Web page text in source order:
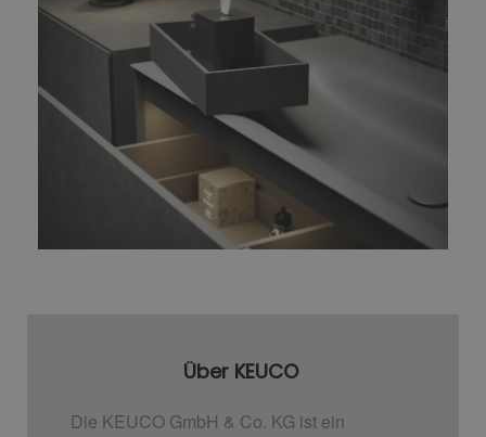
Über KEUCO
Die KEUCO GmbH & Co. KG ist ein